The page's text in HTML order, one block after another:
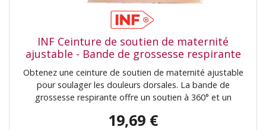
INF Ceinture de soutien de maternité
ajustable - Bande de grossesse respirante
pour soulager les douleurs dorsales S
Obtenez une ceinture de soutien de maternité ajustable
pour soulager les douleurs dorsales. La bande de
grossesse respirante offre un soutien à 360° et un
Disponible en beige. Soutien dorsal supérieur: Cette
19,69 €